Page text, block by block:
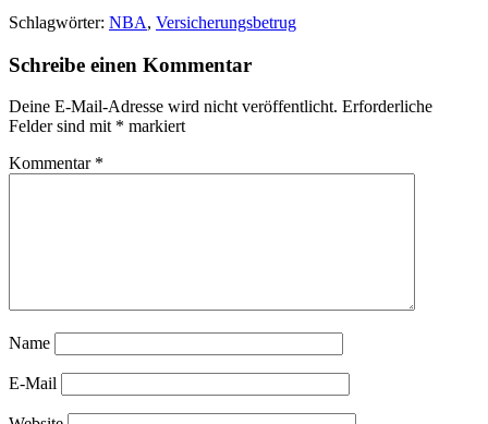
Schlagwörter: NBA, Versicherungsbetrug
Schreibe einen Kommentar
Deine E-Mail-Adresse wird nicht veröffentlicht. Erforderliche
Felder sind mit * markiert
Kommentar *
Name
E-Mail